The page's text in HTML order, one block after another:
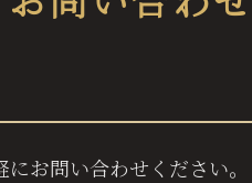
お問い合わせください。